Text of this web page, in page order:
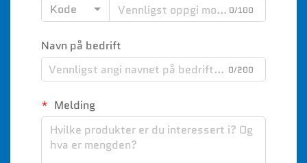
Kode
0/100
Navn på bedrift
0/200
Melding